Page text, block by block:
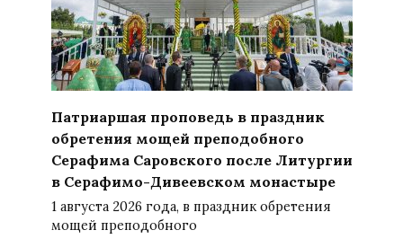
Патриаршая проповедь в праздник
обретения мощей преподобного
Серафима Саровского после Литургии
в Серафимо-Дивеевском монастыре
1 августа 2026 года, в праздник обретения
мощей преподобного